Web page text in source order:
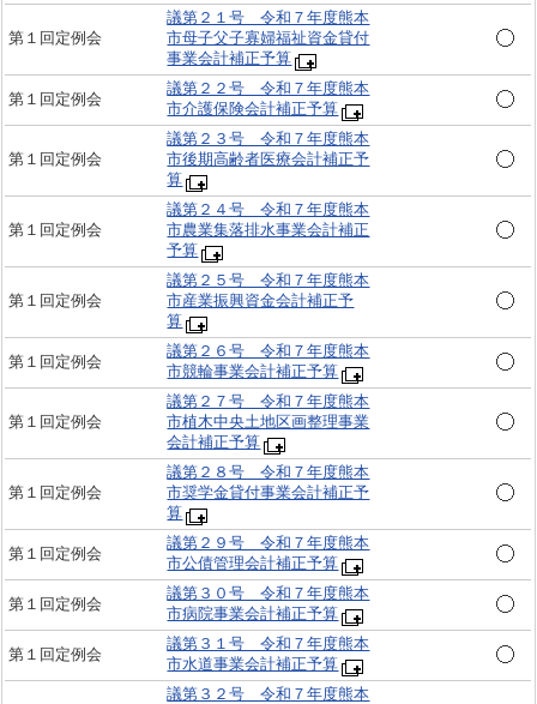
第１回定例会
議第２１号 令和７年度熊本
市母子父子寡婦福祉資金貸付
事業会計補正予算
第１回定例会
議第２２号 令和７年度熊本
市介護保険会計補正予算
第１回定例会
議第２３号 令和７年度熊本
市後期高齢者医療会計補正予
算
第１回定例会
議第２４号 令和７年度熊本
市農業集落排水事業会計補正
予算
第１回定例会
議第２５号 令和７年度熊本
市産業振興資金会計補正予
算
第１回定例会
議第２６号 令和７年度熊本
市競輪事業会計補正予算
第１回定例会
議第２７号 令和７年度熊本
市植木中央土地区画整理事業
会計補正予算
第１回定例会
議第２８号 令和７年度熊本
市奨学金貸付事業会計補正予
算
第１回定例会
議第２９号 令和７年度熊本
市公債管理会計補正予算
第１回定例会
議第３０号 令和７年度熊本
市病院事業会計補正予算
第１回定例会
議第３１号 令和７年度熊本
市水道事業会計補正予算
議第３２号 令和７年度熊本